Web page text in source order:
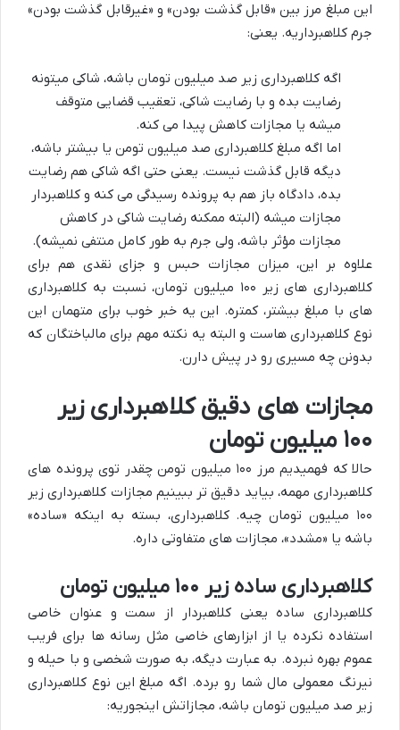
این مبلغ مرز بین «قابل گذشت بودن» و «غیرقابل گذشت بودن»
جرم کلاهبرداریه. یعنی:
اگه کلاهبرداری زیر صد میلیون تومان باشه، شاکی میتونه
رضایت بده و با رضایت شاکی، تعقیب قضایی متوقف
میشه یا مجازات کاهش پیدا می کنه.
اما اگه مبلغ کلاهبرداری صد میلیون تومن یا بیشتر باشه،
دیگه قابل گذشت نیست. یعنی حتی اگه شاکی هم رضایت
بده، دادگاه باز هم به پرونده رسیدگی می کنه و کلاهبردار
مجازات میشه (البته ممکنه رضایت شاکی در کاهش
مجازات مؤثر باشه، ولی جرم به طور کامل منتفی نمیشه).
علاوه بر این، میزان مجازات حبس و جزای نقدی هم برای
کلاهبرداری های زیر ۱۰۰ میلیون تومان، نسبت به کلاهبرداری
های با مبلغ بیشتر، کمتره. این یه خبر خوب برای متهمان این
نوع کلاهبرداری هاست و البته یه نکته مهم برای مالباختگان که
بدونن چه مسیری رو در پیش دارن.
مجازات های دقیق کلاهبرداری زیر
۱۰۰ میلیون تومان
حالا که فهمیدیم مرز ۱۰۰ میلیون تومن چقدر توی پرونده های
کلاهبرداری مهمه، بیاید دقیق تر ببینیم مجازات کلاهبرداری زیر
۱۰۰ میلیون تومان چیه. کلاهبرداری، بسته به اینکه «ساده»
باشه یا «مشدد»، مجازات های متفاوتی داره.
کلاهبرداری ساده زیر ۱۰۰ میلیون تومان
کلاهبرداری ساده یعنی کلاهبردار از سمت و عنوان خاصی
استفاده نکرده یا از ابزارهای خاصی مثل رسانه ها برای فریب
عموم بهره نبرده. به عبارت دیگه، به صورت شخصی و با حیله و
نیرنگ معمولی مال شما رو برده. اگه مبلغ این نوع کلاهبرداری
زیر صد میلیون تومان باشه، مجازاتش اینجوریه: